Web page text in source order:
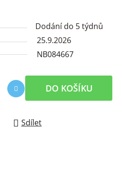
Dodání do 5 týdnů
25.9.2026
NB084667
DO KOŠÍKU
Sdílet